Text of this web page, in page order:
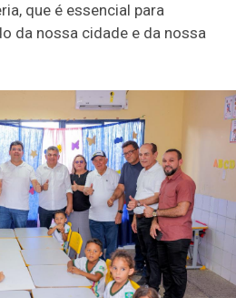
que é essencial para
da nossa cidade e da nossa